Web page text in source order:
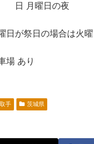
日 月曜日の夜
日が祭日の場合は火
場 あり
取手 茨城県